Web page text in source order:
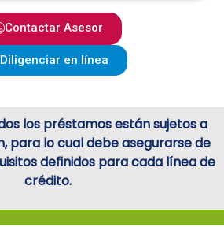
Contactar Asesor
Diligenciar en línea
los préstamos están sujetos a
para lo cual debe asegurarse de
definidos para cada línea de
crédito.